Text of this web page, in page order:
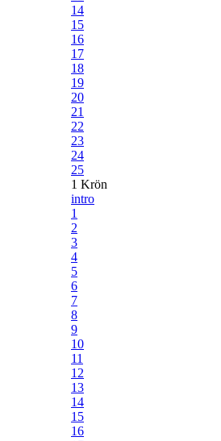
14
15
16
17
18
19
20
21
22
23
24
25
1 Krön
intro
1
2
3
4
5
6
7
8
9
10
11
12
13
14
15
16